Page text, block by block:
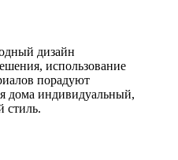
дизайн
использование
порадуют
дома индивидуальный,
стиль.